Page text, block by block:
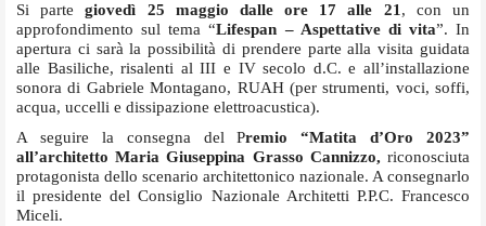
Si partegiovedì 25 maggio dalle ore 17 alle 21 , con un
approfondimento sul tema “Lifespan – Aspettative di vita”. In
apertura ci sarà la possibilità di prendere parte alla visita guidata
alle Basiliche, risalenti al III e IV secolo d.C. e all’installazione
sonora di Gabriele Montagano, RUAH (per strumenti, voci, soffi,
acqua, uccelli e dissipazione elettroacustica).
A seguire la consegna del Premio “Matita d’Oro 2023”
all’architetto Maria Giuseppina Grasso Cannizzo,riconosciuta
protagonista dello scenario architettonico nazionale. A consegnarlo
il presidente del Consiglio Nazionale Architetti P.P.C. Francesco
Miceli.